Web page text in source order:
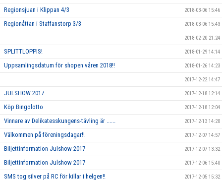
Regionsjuan i Klippan 4/3 2018-03-06 15:46
Regionåttan i Staffanstorp 3/3 2018-03-06 15:43
2018-02-20 21:24
SPLITTLOPPIS! 2018-01-29 14:14
Uppsamlingsdatum för shopen våren 2018!! 2018-01-26 14:23
2017-12-22 14:47
JULSHOW 2017 2017-12-18 12:14
Köp Bingolotto 2017-12-18 12:04
Vinnare av Delikatesskungens-tävling är ...... 2017-12-13 14:20
Välkommen på föreningsdagar!! 2017-12-07 14:57
Biljettinformation Julshow 2017 2017-12-07 13:32
Biljettinformation Julshow 2017 2017-12-06 15:40
SMS tog silver på RC för killar i helgen!! 2017-12-05 15:32